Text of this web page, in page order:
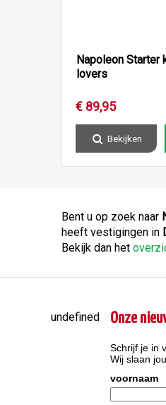
Napoleon Starter
lovers
€ 89,95
Bekijken
Bent u op zoek naar
heeft vestigingen in
Bekijk dan het
undefined Onze
Schrijf je in
Wij slaan
voornaam